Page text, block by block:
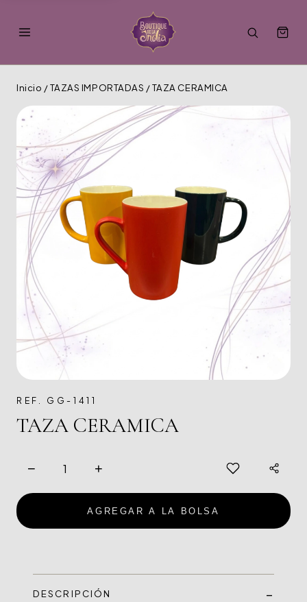
Inicio /TAZAS IMPORTADAS /TAZA CERAMICA
REF. GG-1411
TAZA CERAMICA
− +
AGREGAR A LA BOLSA
DESCRIPCIÓN